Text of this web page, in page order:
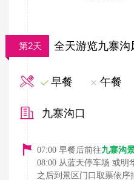
第2天 全天游览九寨沟
早餐 午餐
九寨沟口
07:00 早餐后前往九寨沟
08:00 从蓝天停车场 或明
之后到景区门口取票依